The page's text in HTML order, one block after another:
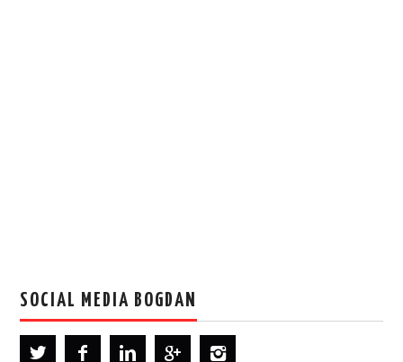
SOCIAL MEDIA BOGDAN